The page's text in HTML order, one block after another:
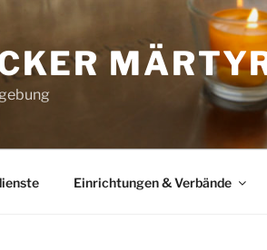
Einrichtungen & Verbände